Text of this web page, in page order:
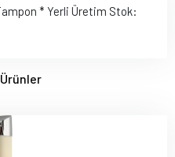
* Yerli Üretim Stok: